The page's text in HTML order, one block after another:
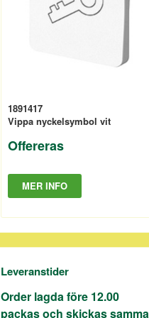
1891417
Vippa nyckelsymbol vit
Offereras
MER INFO
Leveranstider
Order lagda före 12.00
packas och skickas samma